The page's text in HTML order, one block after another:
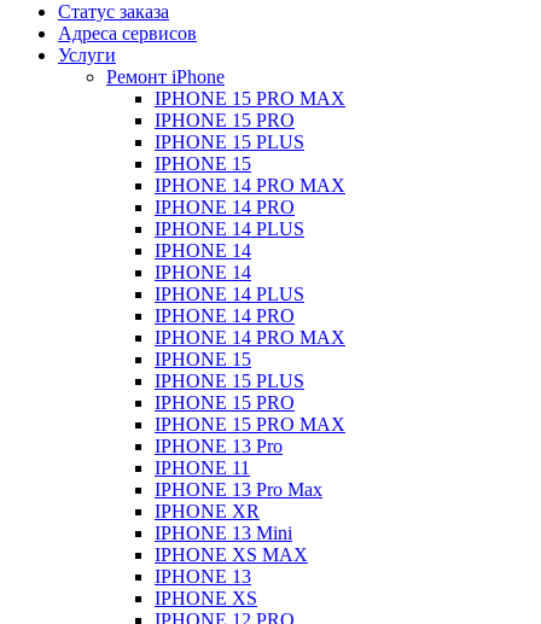
Статус заказа
Адреса сервисов
Услуги
Ремонт iPhone
IPHONE 15 PRO MAX
IPHONE 15 PRO
IPHONE 15 PLUS
IPHONE 15
IPHONE 14 PRO MAX
IPHONE 14 PRO
IPHONE 14 PLUS
IPHONE 14
IPHONE 14
IPHONE 14 PLUS
IPHONE 14 PRO
IPHONE 14 PRO MAX
IPHONE 15
IPHONE 15 PLUS
IPHONE 15 PRO
IPHONE 15 PRO MAX
IPHONE 13 Pro
IPHONE 11
IPHONE 13 Pro Max
IPHONE XR
IPHONE 13 Mini
IPHONE XS MAX
IPHONE 13
IPHONE XS
IPHONE 12 PRO